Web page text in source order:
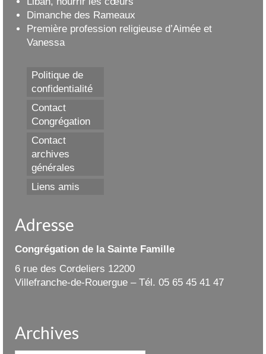
Dimanche des Rameaux
Première profession religieuse d’Aimée et
Vanessa
Politique de
confidentialité
Contact
Congrégation
Contact
archives
générales
Liens amis
Adresse
Congrégation de la Sainte Famille
6 rue des Cordeliers 12200
Villefranche-de-Rouergue – Tél. 05 65 45 41 47
Archives